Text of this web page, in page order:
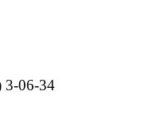
3-06-34